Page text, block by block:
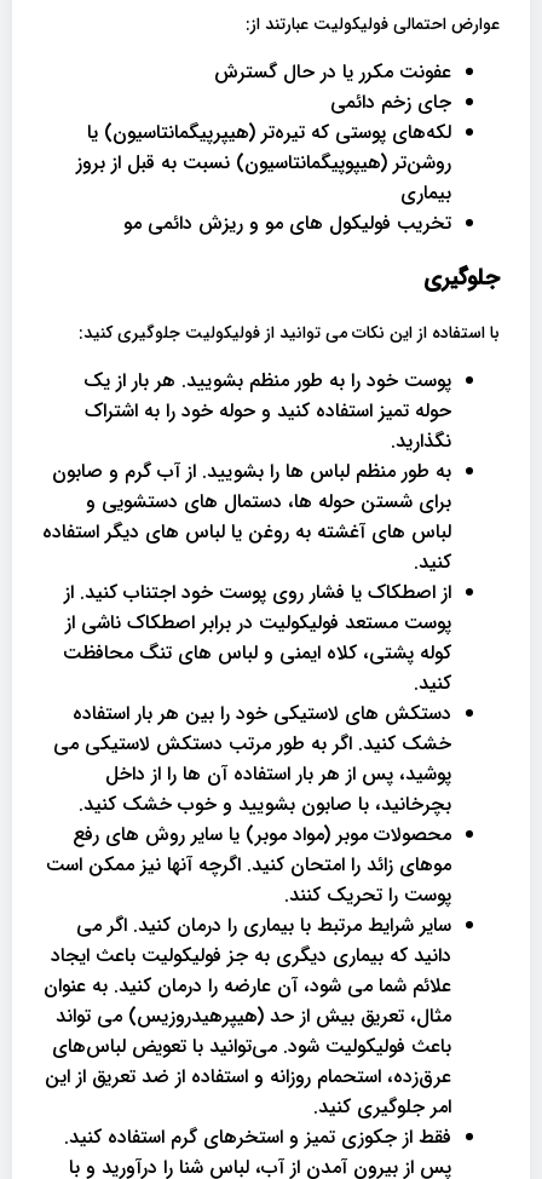
عوارض احتمالی فولیکولیت عبارتند از:
عفونت مکرر یا در حال گسترش
جای زخم دائمی
لکه‌های پوستی که تیره‌تر (هیپرپیگمانتاسیون) یا
روشن‌تر (هیپوپیگمانتاسیون) نسبت به قبل از بروز
بیماری
تخریب فولیکول های مو و ریزش دائمی مو
جلوگیری
با استفاده از این نکات می توانید از فولیکولیت جلوگیری کنید:
پوست خود را به طور منظم بشویید. هر بار از یک
حوله تمیز استفاده کنید و حوله خود را به اشتراک
نگذارید.
به طور منظم لباس ها را بشویید. از آب گرم و صابون
برای شستن حوله ها، دستمال های دستشویی و
لباس های آغشته به روغن یا لباس های دیگر استفاده
کنید.
از اصطکاک یا فشار روی پوست خود اجتناب کنید. از
پوست مستعد فولیکولیت در برابر اصطکاک ناشی از
کوله پشتی، کلاه ایمنی و لباس های تنگ محافظت
کنید.
دستکش های لاستیکی خود را بین هر بار استفاده
خشک کنید. اگر به طور مرتب دستکش لاستیکی می
پوشید، پس از هر بار استفاده آن ها را از داخل
بچرخانید، با صابون بشویید و خوب خشک کنید.
محصولات موبر (مواد موبر) یا سایر روش های رفع
موهای زائد را امتحان کنید. اگرچه آنها نیز ممکن است
پوست را تحریک کنند.
سایر شرایط مرتبط با بیماری را درمان کنید. اگر می
دانید که بیماری دیگری به جز فولیکولیت باعث ایجاد
علائم شما می شود، آن عارضه را درمان کنید. به عنوان
مثال، تعریق بیش از حد (هیپرهیدروزیس) می تواند
باعث فولیکولیت شود. می‌توانید با تعویض لباس‌های
عرق‌زده، استحمام روزانه و استفاده از ضد تعریق از این
امر جلوگیری کنید.
فقط از جکوزی تمیز و استخرهای گرم استفاده کنید.
پس از بیرون آمدن از آب، لباس شنا را درآورید و با